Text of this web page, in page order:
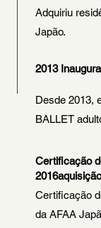
Adquiriu
Japão.
2013
Desde 2013,
BALLET
Certificação
2016aquisição
Certificação
da AFAA